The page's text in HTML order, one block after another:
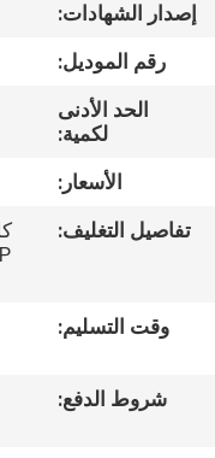
جولة
مراقبة
الجودة
اتصل
إصدار الشهادات:
رقم الموديل:
الحد الأدنى
لكمية:
الأسعار:
تفاصيل التغليف:
وقت التسليم:
شروط الدفع: